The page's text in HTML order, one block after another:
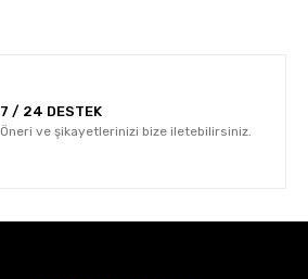
7 / 24 DESTEK
Öneri ve şikayetlerinizi bize iletebilirsiniz.